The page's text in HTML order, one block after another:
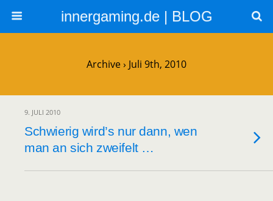
innergaming.de | BLOG
Archive › Juli 9th, 2010
9. JULI 2010
Schwierig wird’s nur dann, wen
man an sich zweifelt …